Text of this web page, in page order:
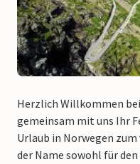
Herzlich Willkommen bei
gemeinsam mit uns Ihr
Urlaub in Norwegen
der Name sowohl für